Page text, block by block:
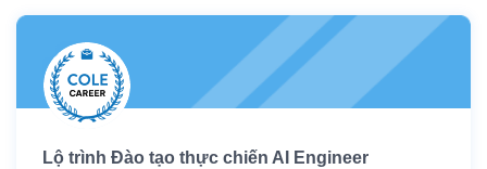
Lộ trình Đào tạo thực chiến AI Engineer